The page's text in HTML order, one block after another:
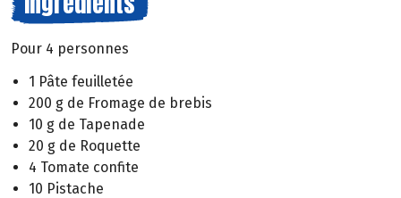
Pour 4 personnes
1 Pâte feuilletée
200 g de Fromage de brebis
10 g de Tapenade
20 g de Roquette
4 Tomate confite
10 Pistache